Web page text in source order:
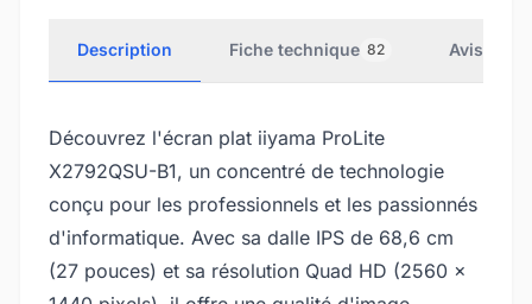
Description Fiche technique 82 Avis
Découvrez l'écran plat iiyama ProLite
X2792QSU-B1, un concentré de technologie
conçu pour les professionnels et les passionnés
d'informatique. Avec sa dalle IPS de 68,6 cm
(27 pouces) et sa résolution Quad HD (2560 x